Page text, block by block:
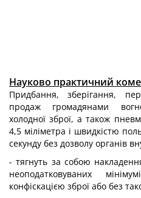
Науково практичний
Придбання, зберігання,
продаж громадянами
холодної зброї, а також
4,5 міліметра і швидкістю
секунду без дозволу органів
- тягнуть за собою
неоподатковуваних
конфіскацією зброї або без